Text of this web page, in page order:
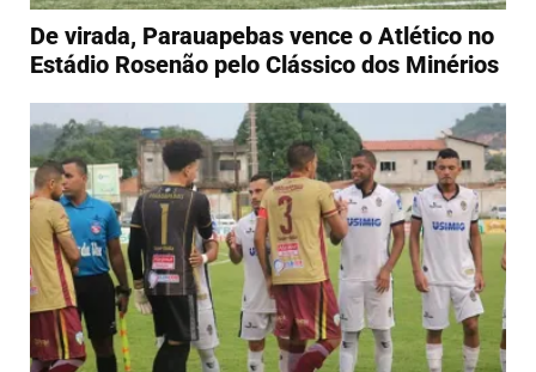
De virada, Parauapebas vence o Atlético no
Estádio Rosenão pelo Clássico dos Minérios